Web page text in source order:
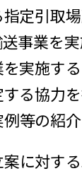
定引取
事業を
実施す
る協力を
等の紹
に対す